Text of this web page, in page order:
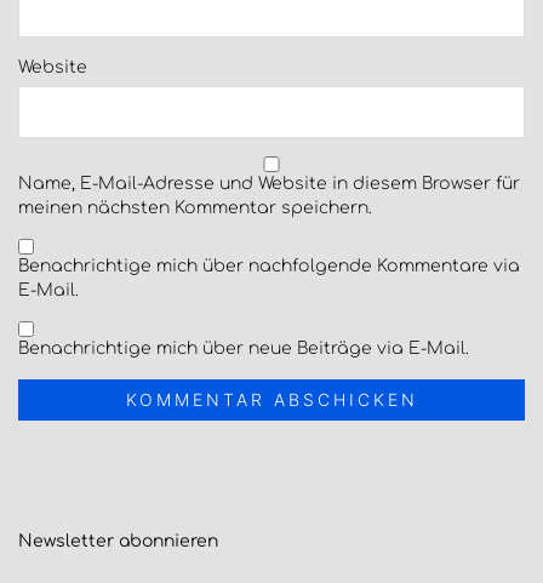
Website
Name, E-Mail-Adresse und Website in diesem Browser für
meinen nächsten Kommentar speichern.
Benachrichtige mich über nachfolgende Kommentare via
E-Mail.
Benachrichtige mich über neue Beiträge via E-Mail.
Newsletter abonnieren